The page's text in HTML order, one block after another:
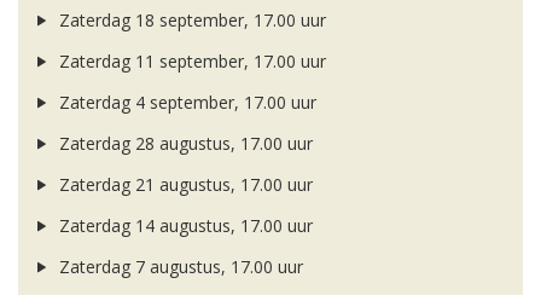
Zaterdag 18 september, 17.00 uur
Zaterdag 11 september, 17.00 uur
Zaterdag 4 september, 17.00 uur
Zaterdag 28 augustus, 17.00 uur
Zaterdag 21 augustus, 17.00 uur
Zaterdag 14 augustus, 17.00 uur
Zaterdag 7 augustus, 17.00 uur